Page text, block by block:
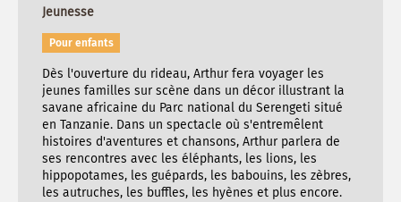
Jeunesse
Pour enfants
Dès l'ouverture du rideau, Arthur fera voyager les
jeunes familles sur scène dans un décor illustrant la
savane africaine du Parc national du Serengeti situé
en Tanzanie. Dans un spectacle où s'entremêlent
histoires d'aventures et chansons, Arthur parlera de
ses rencontres avec les éléphants, les lions, les
hippopotames, les guépards, les babouins, les zèbres,
les autruches, les buffles, les hyènes et plus encore.